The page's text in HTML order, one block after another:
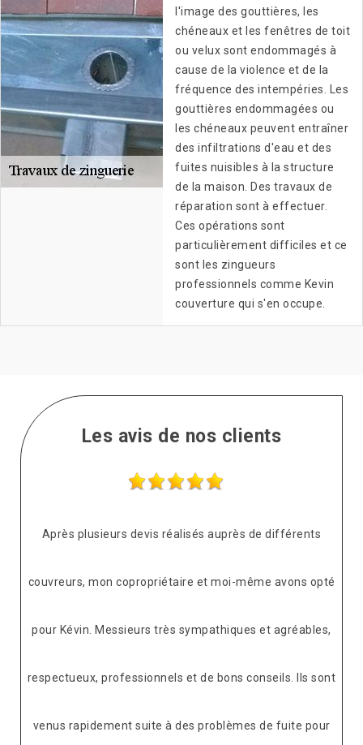
l'image des gouttières, les
chéneaux et les fenêtres de toit
ou velux sont endommagés à
cause de la violence et de la
fréquence des intempéries. Les
gouttières endommagées ou
les chéneaux peuvent entraîner
des infiltrations d'eau et des
fuites nuisibles à la structure
de la maison. Des travaux de
réparation sont à effectuer.
Ces opérations sont
particulièrement difficiles et ce
sont les zingueurs
professionnels comme Kevin
couverture qui s'en occupe.
Les avis de nos clients
Après plusieurs devis réalisés auprès de différents
couvreurs, mon copropriétaire et moi-même avons opté
pour Kévin. Messieurs très sympathiques et agréables,
respectueux, professionnels et de bons conseils. Ils sont
venus rapidement suite à des problèmes de fuite pour